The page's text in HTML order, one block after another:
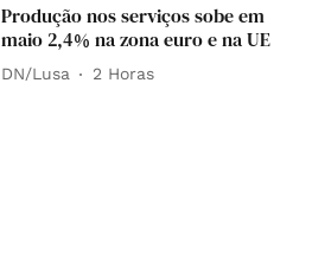
Produção nos serviços sobe em
maio 2,4% na zona euro e na UE
DN/Lusa 2 Horas